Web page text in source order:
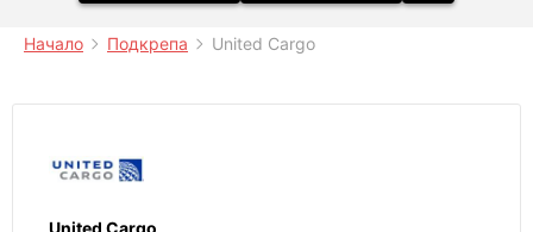
Начало Подкрепа United Cargo
United Cargo